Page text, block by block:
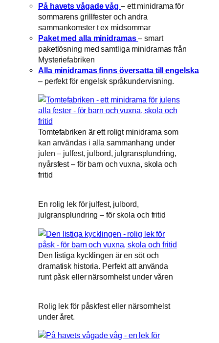
På havets vågade våg – ett minidrama för
sommarens grillfester och andra
sammankomster t ex midsommar
Paket med alla minidramas– smart
paketlösning med samtliga minidramas från
Mysteriefabriken
Alla minidramas finns översatta till engelska
– perfekt för engelsk språkundervisning.
Tomtefabriken är ett roligt minidrama som
kan användas i alla sammanhang under
julen – julfest, julbord, julgransplundring,
nyårsfest – för barn och vuxna, skola och
fritid
En rolig lek för julfest, julbord,
julgransplundring – för skola och fritid
Den listiga kycklingen är en söt och
dramatisk historia. Perfekt att använda
runt påsk eller närsomhelst under våren
Rolig lek för påskfest eller närsomhelst
under året.